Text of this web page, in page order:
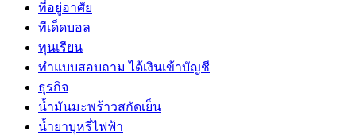
ที่อยู่อาศัย
ทีเด็ดบอล
ทุนเรียน
ทําแบบสอบถาม ได้เงินเข้าบัญชี
ธุรกิจ
น้ำมันมะพร้าวสกัดเย็น
น้ำยาบุหรี่ไฟฟ้า